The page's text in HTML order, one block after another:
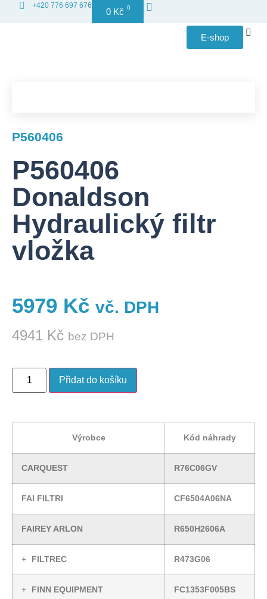
+420 776 697 676
0 Kč 0
E-shop
P560406
P560406
Donaldson
Hydraulický filtr
vložka
5979 Kč vč. DPH
4941 Kč bez DPH
Přidat do košíku
Výrobce Kód náhrady
CARQUEST R76C06GV
FAI FILTRI CF6504A06NA
FAIREY ARLON R650H2606A
FILTREC R473G06
FINN EQUIPMENT FC1353F005BS